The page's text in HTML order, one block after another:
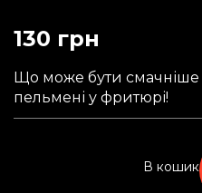
130 грн
Що може бути смачніше
пельмені у фритюрі!
В кошик